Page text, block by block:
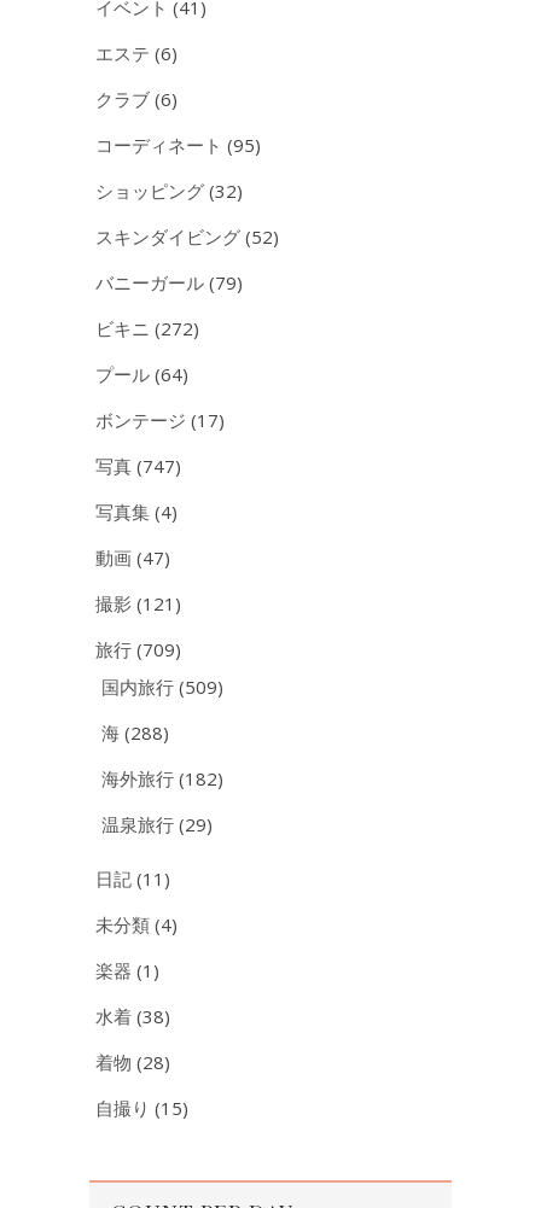
イベント (41)
エステ (6)
クラブ (6)
コーディネート (95)
ショッピング (32)
スキンダイビング (52)
バニーガール (79)
ビキニ (272)
プール (64)
ボンテージ (17)
写真 (747)
写真集 (4)
動画 (47)
撮影 (121)
旅行 (709)
国内旅行 (509)
海 (288)
海外旅行 (182)
温泉旅行 (29)
日記 (11)
未分類 (4)
楽器 (1)
水着 (38)
着物 (28)
自撮り (15)